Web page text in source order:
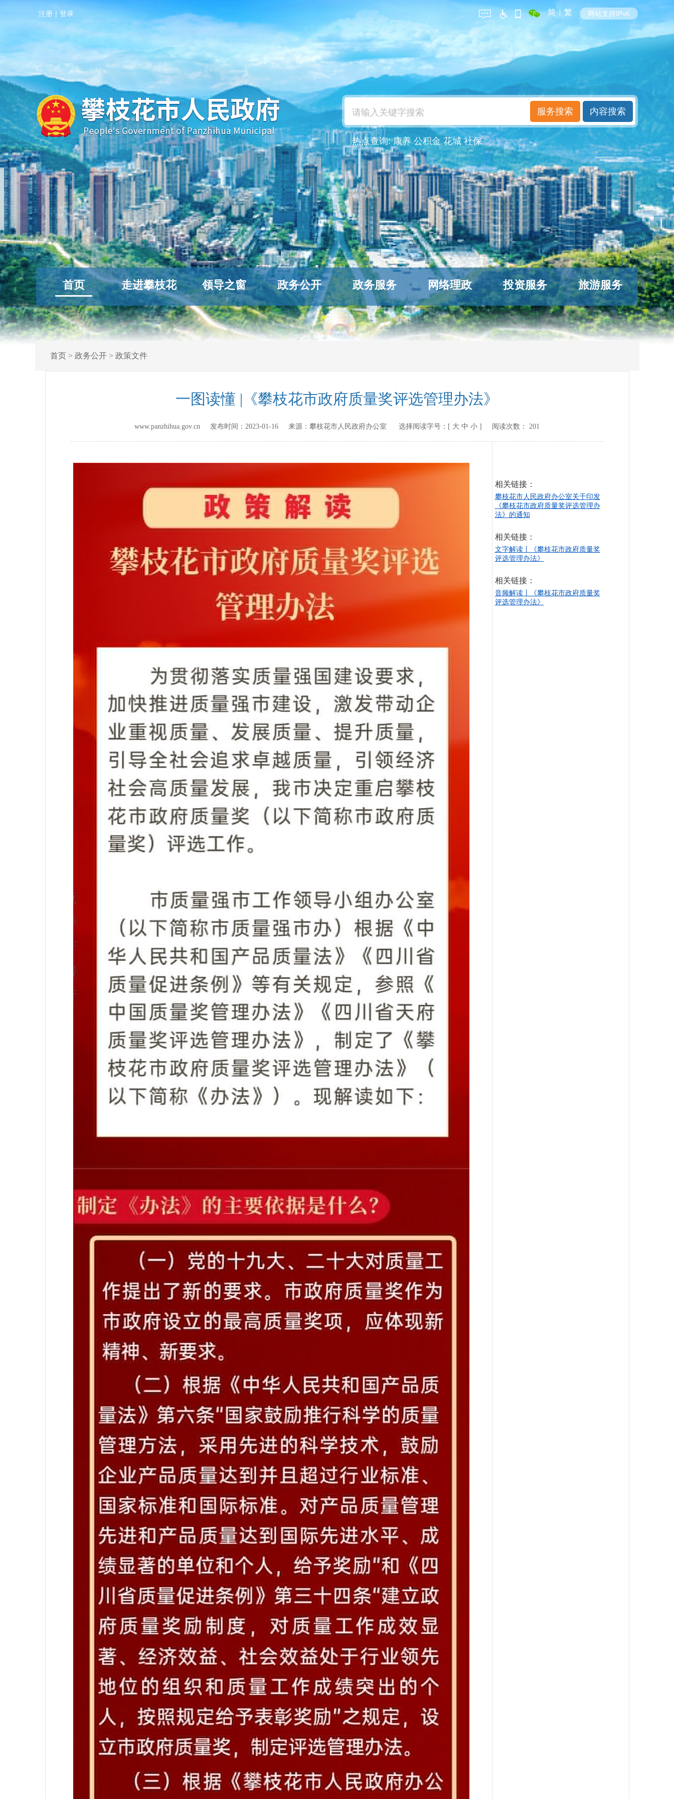
注册 | 登录 简 | 繁 网站支持IPv6
热点查询:康养 公积金 花城 社保
首页 走进攀枝花 领导之窗 政务公开 政务服务 网络理政 投资服务 旅游服务
首页> 政务公开> 政策文件
一图读懂 |《攀枝花市政府质量奖评选管理办法》
www.panzhihua.gov.cn 发布时间： 2023-01-16 来源： 攀枝花市人民政府办公室 选择阅读字号：[ 大 中 小 ] 阅读次数： 201
相关链接：
攀枝花市人民政府办公室关于印发
《攀枝花市政府质量奖评选管理办
法》的通知
相关链接：
文字解读丨《攀枝花市政府质量奖
评选管理办法》
相关链接：
音频解读丨《攀枝花市政府质量奖
评选管理办法》